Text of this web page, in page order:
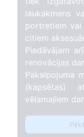
laukakmens
portretiem vai
citiem
Piedāvājam
renovācijas
Pakalpojuma
(kapsētas)
vēlamajiem
Pirkt